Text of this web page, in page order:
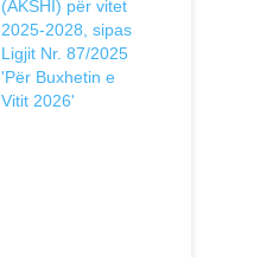
(AKSHI) për vitet
2025-2028, sipas
Ligjit Nr. 87/2025
'Për Buxhetin e
Vitit 2026'